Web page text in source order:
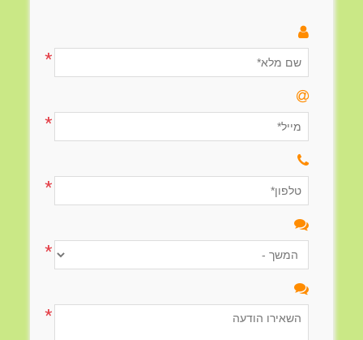
*
*
*
*
*